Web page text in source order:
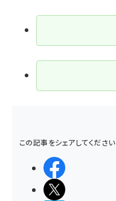
この記事をシェアしてください